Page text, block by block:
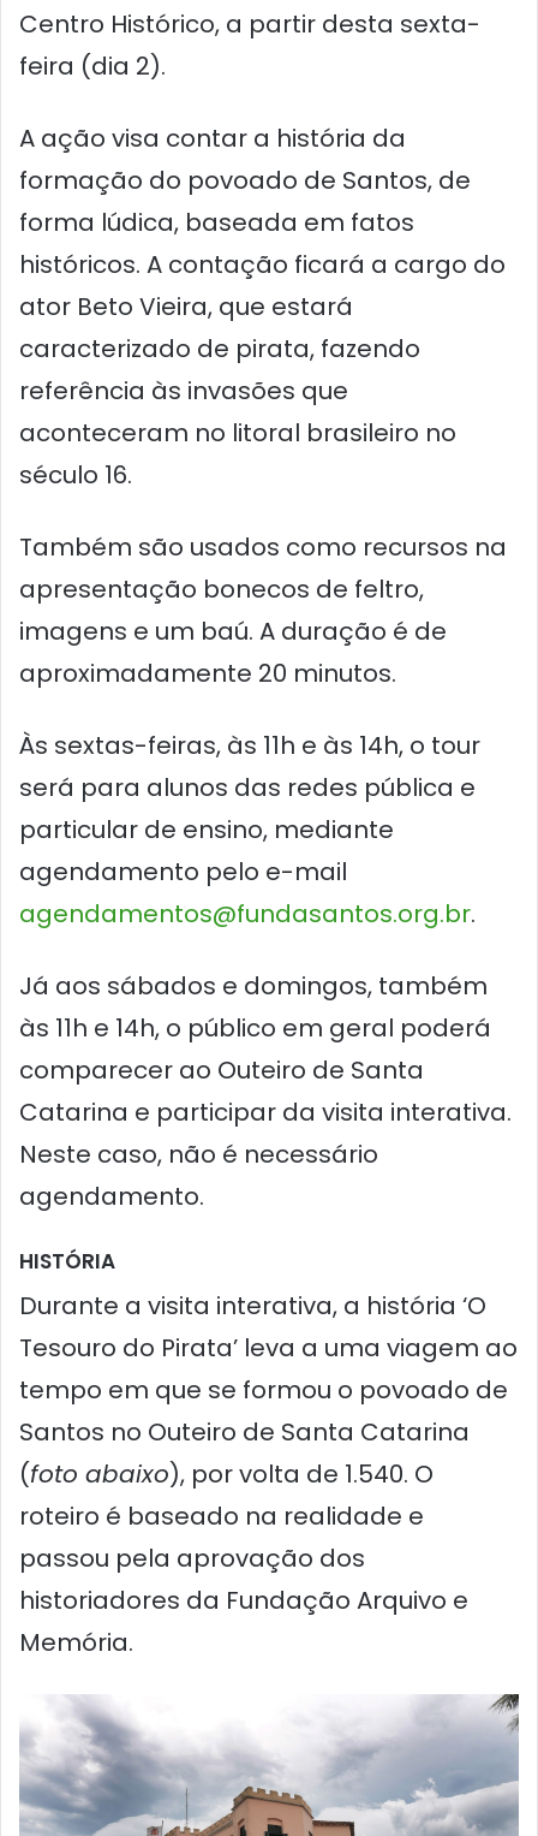
Centro Histórico, a partir desta sexta-
feira (dia 2).
A ação visa contar a história da
formação do povoado de Santos, de
forma lúdica, baseada em fatos
históricos. A contação ficará a cargo do
ator Beto Vieira, que estará
caracterizado de pirata, fazendo
referência às invasões que
aconteceram no litoral brasileiro no
século 16.
Também são usados como recursos na
apresentação bonecos de feltro,
imagens e um baú. A duração é de
aproximadamente 20 minutos.
Às sextas-feiras, às 11h e às 14h, o tour
será para alunos das redes pública e
particular de ensino, mediante
agendamento pelo e-mail
agendamentos@fundasantos.org.br.
Já aos sábados e domingos, também
às 11h e 14h, o público em geral poderá
comparecer ao Outeiro de Santa
Catarina e participar da visita interativa.
Neste caso, não é necessário
agendamento.
HISTÓRIA
Durante a visita interativa, a história ‘O
Tesouro do Pirata’ leva a uma viagem ao
tempo em que se formou o povoado de
Santos no Outeiro de Santa Catarina
(foto abaixo), por volta de 1.540. O
roteiro é baseado na realidade e
passou pela aprovação dos
historiadores da Fundação Arquivo e
Memória.